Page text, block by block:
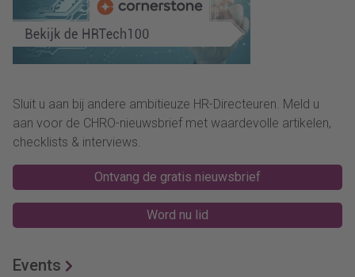
Sluit u aan bij andere ambitieuze HR-Directeuren. Meld u
aan voor de CHRO-nieuwsbrief met waardevolle artikelen,
checklists & interviews.
Ontvang de gratis nieuwsbrief
Word nu lid
Events